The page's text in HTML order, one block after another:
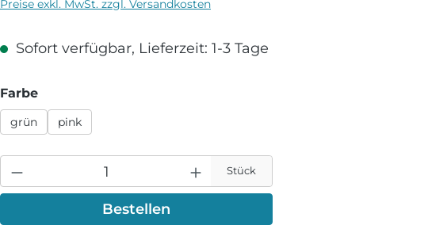
Preise exkl. MwSt. zzgl. Versandkosten
Sofort verfügbar, Lieferzeit: 1-3 Tage
Farbeauswählen
grün pink
Stück
Bestellen